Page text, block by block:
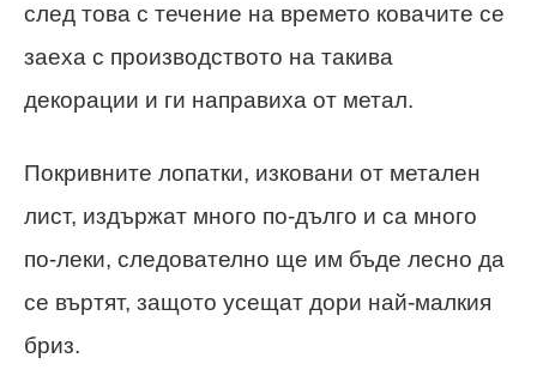
след това с течение на времето ковачите се
заеха с производството на такива
декорации и ги направиха от метал.
Покривните лопатки, изковани от метален
лист, издържат много по-дълго и са много
по-леки, следователно ще им бъде лесно да
се въртят, защото усещат дори най-малкия
бриз.